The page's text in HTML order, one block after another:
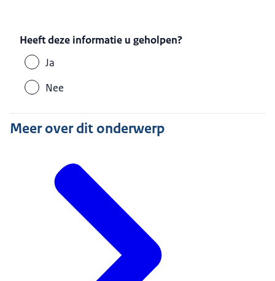
Heeft deze informatie u geholpen?
Ja
Nee
Meer over dit onderwerp